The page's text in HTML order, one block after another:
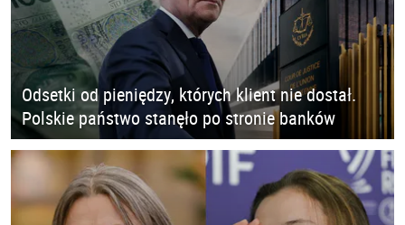
Odsetki od pieniędzy, których klient nie dostał.
Polskie państwo stanęło po stronie banków